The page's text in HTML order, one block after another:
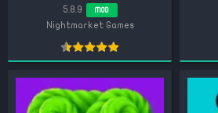
MOD
5.8.9
Nightmarket Games